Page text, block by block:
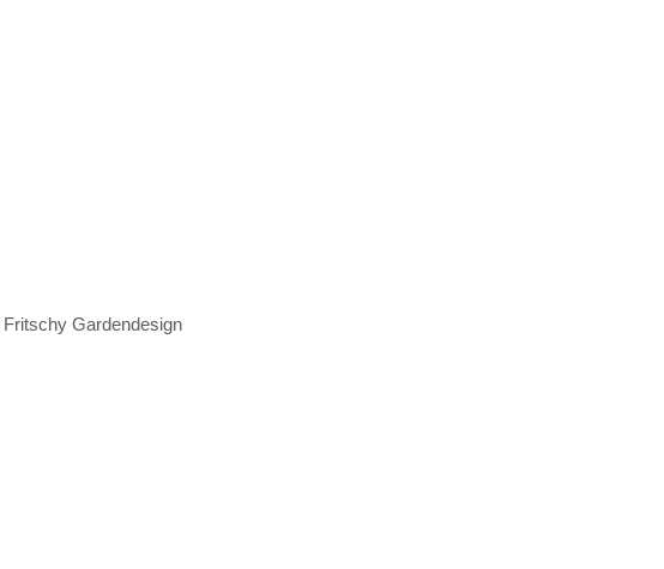
Gardendesign